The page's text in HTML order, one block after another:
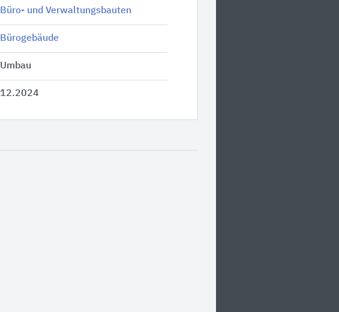
Büro- und Verwaltungsbauten
Bürogebäude
Umbau
12.2024